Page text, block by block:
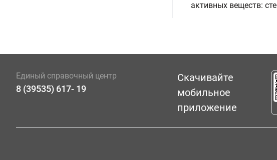
активных веществ:
Единый справочный центр
8 (39535) 617- 19
Скачивайте
мобильное
приложение